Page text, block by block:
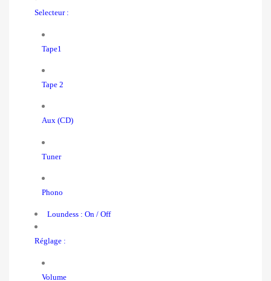
Selecteur :
Tape1
Tape 2
Aux (CD)
Tuner
Phono
Loundess : On / Off
Réglage :
Volume